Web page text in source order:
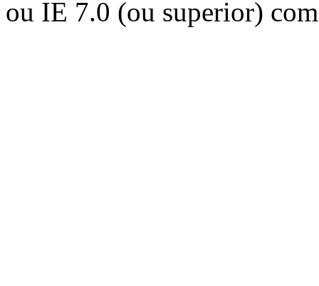
ou IE 7.0 (ou superior)